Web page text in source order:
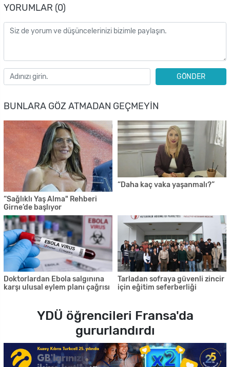
YORUMLAR (0)
GÖNDER
BUNLARA GÖZ ATMADAN GEÇMEYIN
“Sağlıklı Yaş Alma" Rehberi
Girne’de başlıyor
“Daha kaç vaka yaşanmalı?”
Doktorlardan Ebola salgınına
karşı ulusal eylem planı çağrısı
Tarladan sofraya güvenli zincir
için eğitim seferberliği
YDÜ öğrencileri Fransa'da
gururlandırdı